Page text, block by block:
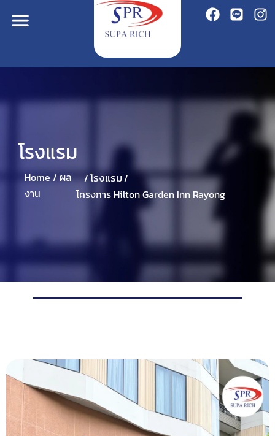
โรงแรม
Home / ผล
งาน
/โรงแรม/
โครงการ Hilton Garden Inn Rayong